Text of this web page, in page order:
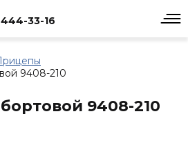
33-16
9408-210
9408-210